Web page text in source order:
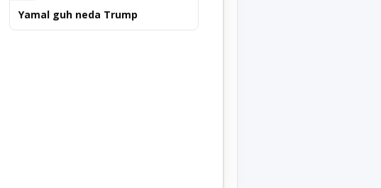
Yamal guh neda Trump